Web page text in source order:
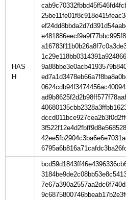
HAS
H